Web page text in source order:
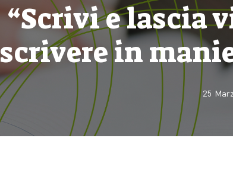
“Scrivi e lascia
scrivere in
25